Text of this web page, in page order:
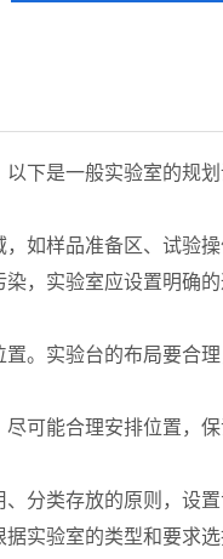
下是一般实验室的规
如样品准备区、试验
，实验室应设置明确的
。实验台的布局要合
可能合理安排位置，
分类存放的原则，设
实验室的类型和要求选